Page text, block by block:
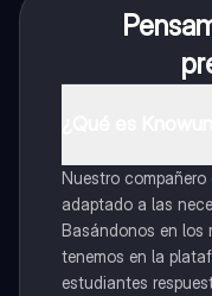
Nuestro
adaptado a las
Basándonos en los
tenemos en la
estudiantes